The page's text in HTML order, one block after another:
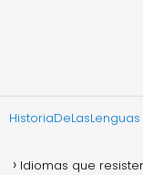
HistoriaDeLasLenguas
Idiomas que